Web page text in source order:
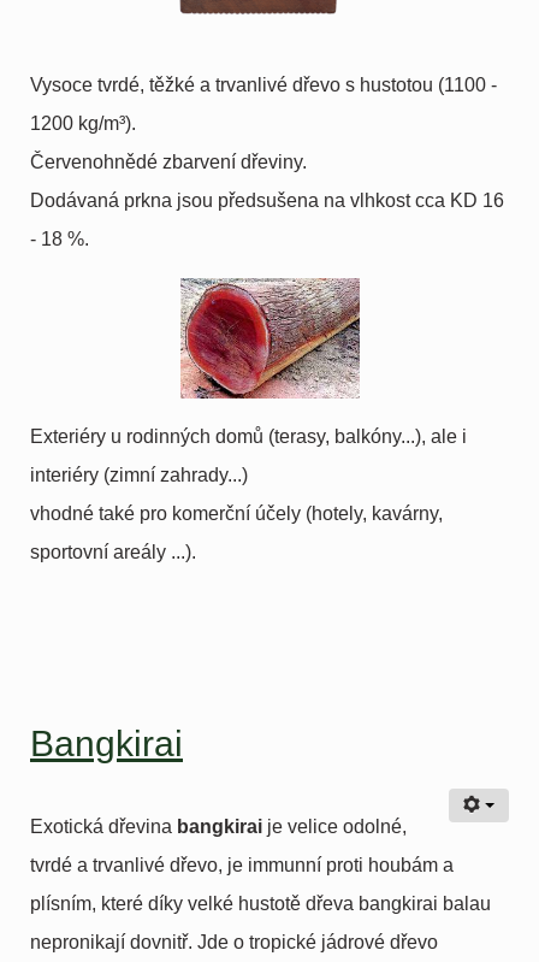
Vysoce tvrdé, těžké a trvanlivé dřevo s hustotou (1100 -
1200 kg/m³).
Červenohnědé zbarvení dřeviny.
Dodávaná prkna jsou předsušena na vlhkost cca KD 16
- 18 %.
Exteriéry u rodinných domů (terasy, balkóny...), ale i
interiéry (zimní zahrady...)
vhodné také pro komerční účely (hotely, kavárny,
sportovní areály ...).
Bangkirai
Exotická dřevina bangkirai je velice odolné,
tvrdé a trvanlivé dřevo, je immunní proti houbám a
plísním, které díky velké hustotě dřeva bangkirai balau
nepronikají dovnitř. Jde o tropické jádrové dřevo